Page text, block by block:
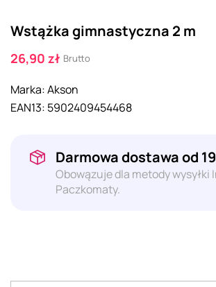
Wstążka gimnastyczna 2 m
26,90 zł Brutto
Marka:Akson
EAN13: 5902409454468
Darmowa dostawa od
Obowązuje dla metody wysyłki
Paczkomaty.